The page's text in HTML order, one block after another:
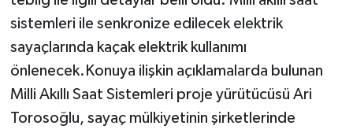
sistemleri ile senkronize edilecek elektrik
sayaçlarında kaçak elektrik kullanımı
önlenecek.Konuya ilişkin açıklamalarda bulunan
Milli Akıllı Saat Sistemleri proje yürütücüsü Ari
Torosoğlu, sayaç mülkiyetinin şirketlerinde